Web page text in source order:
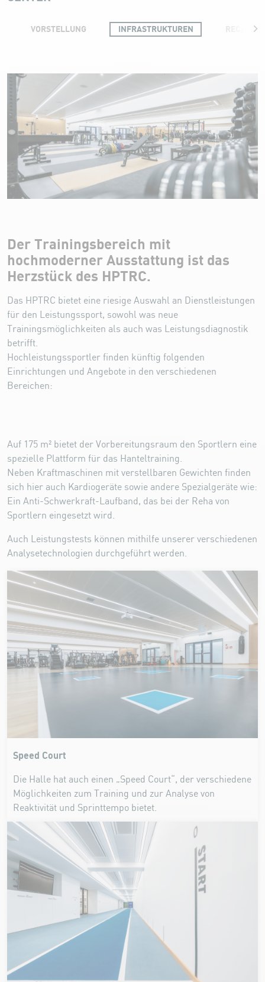
VORSTELLUNG INFRASTRUKTUREN RECOVERY
Training
Der Trainingsbereich mit
hochmoderner Ausstattung ist das
Herzstück des HPTRC.
Das HPTRC bietet eine riesige Auswahl an Dienstleistungen
für den Leistungssport, sowohl was neue
Trainingsmöglichkeiten als auch was Leistungsdiagnostik
betrifft.
Hochleistungssportler finden künftig folgenden
Einrichtungen und Angebote in den verschiedenen
Bereichen:
Auf 175 m² bietet der Vorbereitungsraum den Sportlern eine
spezielle Plattform für das Hanteltraining.
Neben Kraftmaschinen mit verstellbaren Gewichten finden
sich hier auch Kardiogeräte sowie andere Spezialgeräte wie:
Ein Anti-Schwerkraft-Laufband, das bei der Reha von
Sportlern eingesetzt wird.
Auch Leistungstests können mithilfe unserer verschiedenen
Analysetechnologien durchgeführt werden.
Speed Court
Die Halle hat auch einen „Speed Court“, der verschiedene
Möglichkeiten zum Training und zur Analyse von
Reaktivität und Sprinttempo bietet.